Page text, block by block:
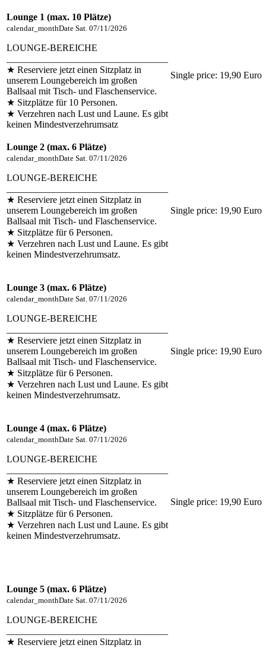
Lounge 1 (max. 10 Plätze)
calendar_monthDate Sat. 07/11/2026
LOUNGE-BEREICHE
★ Reserviere jetzt einen Sitzplatz in
unserem Loungebereich im großen
Ballsaal mit Tisch- und Flaschenservice.
★ Sitzplätze für 10 Personen.
★ Verzehren nach Lust und Laune. Es gibt
keinen Mindestverzehrumsatz
Single price: 19,90 Euro
Lounge 2 (max. 6 Plätze)
calendar_monthDate Sat. 07/11/2026
LOUNGE-BEREICHE
★ Reserviere jetzt einen Sitzplatz in
unserem Loungebereich im großen
Ballsaal mit Tisch- und Flaschenservice.
★ Sitzplätze für 6 Personen.
★ Verzehren nach Lust und Laune. Es gibt
keinen Mindestverzehrumsatz.
Single price: 19,90 Euro
Lounge 3 (max. 6 Plätze)
calendar_monthDate Sat. 07/11/2026
LOUNGE-BEREICHE
★ Reserviere jetzt einen Sitzplatz in
unserem Loungebereich im großen
Ballsaal mit Tisch- und Flaschenservice.
★ Sitzplätze für 6 Personen.
★ Verzehren nach Lust und Laune. Es gibt
keinen Mindestverzehrumsatz.
Single price: 19,90 Euro
Lounge 4 (max. 6 Plätze)
calendar_monthDate Sat. 07/11/2026
LOUNGE-BEREICHE
★ Reserviere jetzt einen Sitzplatz in
unserem Loungebereich im großen
Ballsaal mit Tisch- und Flaschenservice.
★ Sitzplätze für 6 Personen.
★ Verzehren nach Lust und Laune. Es gibt
keinen Mindestverzehrumsatz.
Single price: 19,90 Euro
Lounge 5 (max. 6 Plätze)
calendar_monthDate Sat. 07/11/2026
LOUNGE-BEREICHE
★ Reserviere jetzt einen Sitzplatz in